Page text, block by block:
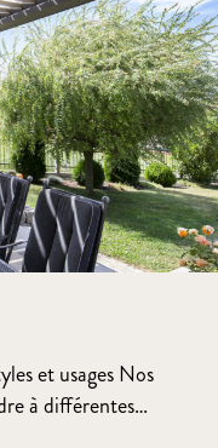
et usages Nos
à différentes…